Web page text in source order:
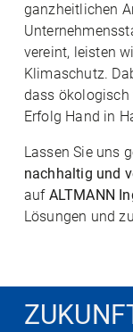
ganzheitlichen
vereint, leisten
Klimaschutz.
dass
Erfolg Hand in
Lassen Sie uns
nachhaltig und
auf ALTMANN
Lösungen und